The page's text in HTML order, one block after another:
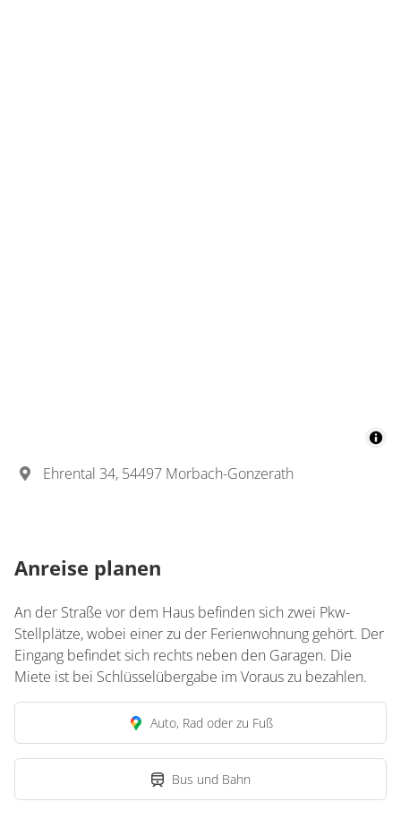
Ehrental 34, 54497 Morbach-Gonzerath
Anreise planen
An der Straße vor dem Haus befinden sich zwei Pkw-
Stellplätze, wobei einer zu der Ferienwohnung gehört. Der
Eingang befindet sich rechts neben den Garagen. Die
Miete ist bei Schlüsselübergabe im Voraus zu bezahlen.
Auto, Rad oder zu Fuß
Bus und Bahn